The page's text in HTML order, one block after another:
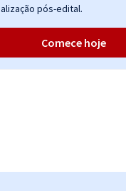
pós-edital.
Comece hoje